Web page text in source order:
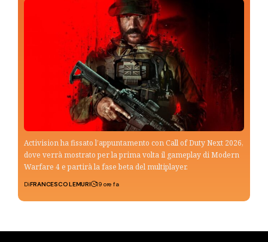
Activision ha fissato l’appuntamento con Call of Duty Next 2026,
dove verrà mostrato per la prima volta il gameplay di Modern
Warfare 4 e partirà la fase beta del multiplayer.
DiFRANCESCO LEMURI 19 ore fa